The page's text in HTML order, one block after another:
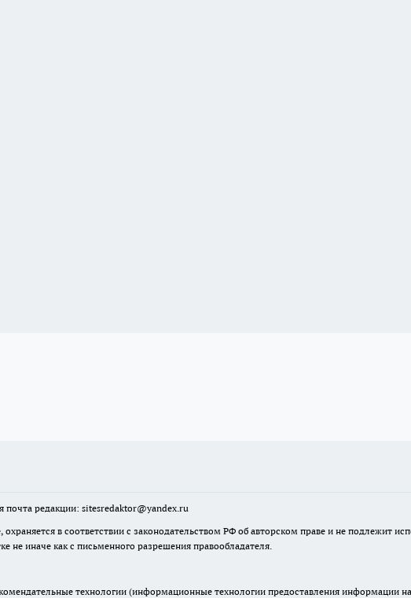
почта редакции: sitesredaktor@yandex.ru
в соответствии с законодательством РФ об авторском праве и не подлежит
не иначе как с письменного разрешения правообладателя.
технологии (информационные технологии предоставления информации